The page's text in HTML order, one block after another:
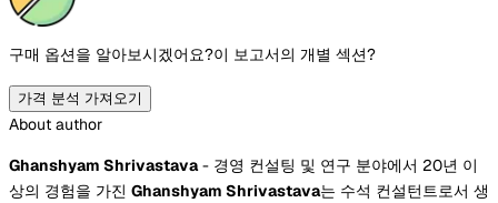
구매 옵션을 알아보시겠어요?이 보고서의 개별 섹션?
가격 분석 가져오기
About author
Ghanshyam Shrivastava- 경영 컨설팅 및 연구 분야에서 20년 이
상의 경험을 가진 Ghanshyam Shrivastava는 수석 컨설턴트로서 생